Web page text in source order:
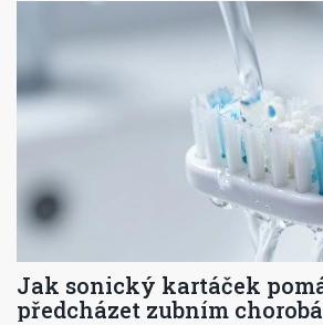
Jak sonický kartáček
předcházet zubním